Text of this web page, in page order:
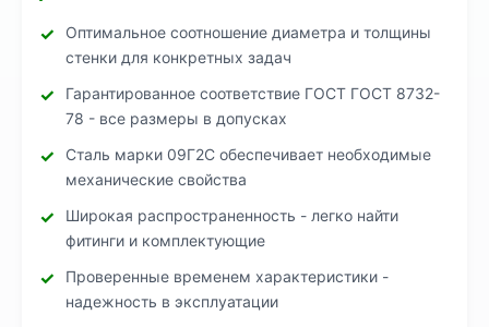
Оптимальное соотношение диаметра и толщины
стенки для конкретных задач
Гарантированное соответствие ГОСТ ГОСТ 8732-
78 - все размеры в допусках
Сталь марки 09Г2С обеспечивает необходимые
механические свойства
Широкая распространенность - легко найти
фитинги и комплектующие
Проверенные временем характеристики -
надежность в эксплуатации